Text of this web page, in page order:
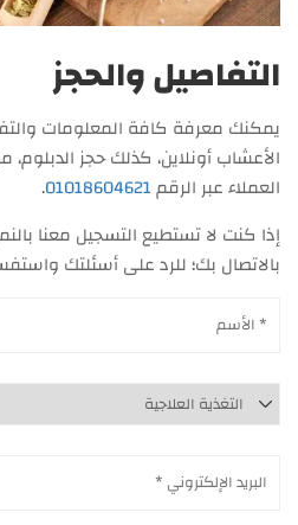
التفاصيل والحجز
يمكنك معرفة كافة المعلومات
الأعشاب أونلاين، كذلك حجز
العملاء عبر الرقم01018604621
.
إذا كنت لا تستطيع التسجيل معنا
بالاتصال بك؛ للرد على أسئلتك